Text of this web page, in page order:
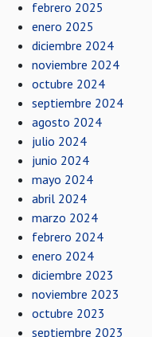
febrero 2025
enero 2025
diciembre 2024
noviembre 2024
octubre 2024
septiembre 2024
agosto 2024
julio 2024
junio 2024
mayo 2024
abril 2024
marzo 2024
febrero 2024
enero 2024
diciembre 2023
noviembre 2023
octubre 2023
septiembre 2023